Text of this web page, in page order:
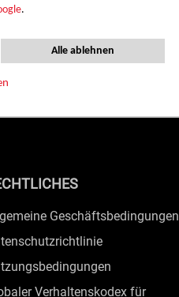
.
Alle ablehnen
Geschäftsbedingungen
Verhaltenskodex für